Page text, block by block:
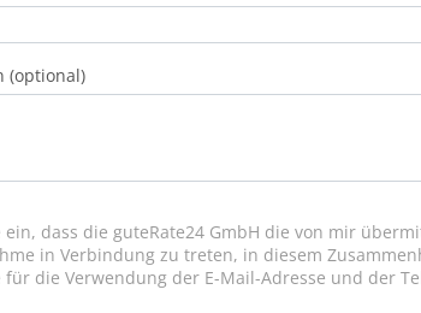
(optional)
ein, dass die guteRate24 GmbH die von mir
in Verbindung zu treten, in diesem
für die Verwendung der E-Mail-Adresse und der